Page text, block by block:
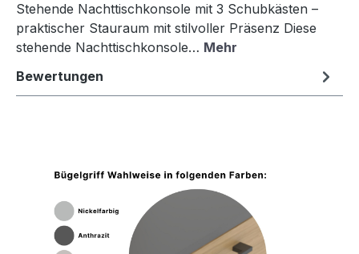
Stehende Nachttischkonsole mit 3 Schubkästen –
praktischer Stauraum mit stilvoller Präsenz Diese
stehende Nachttischkonsole… Mehr
Bewertungen